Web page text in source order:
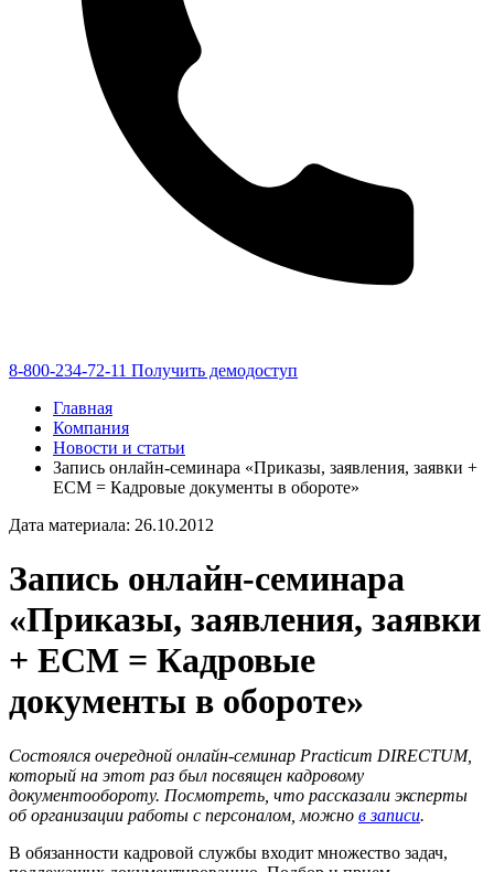
8-800-234-72-11 Получить демодоступ
Главная
Компания
Новости и статьи
Запись онлайн-семинара «Приказы, заявления, заявки +
ECM = Кадровые документы в обороте»
Дата материала: 26.10.2012
Запись онлайн-семинара
«Приказы, заявления, заявки
+ ECM = Кадровые
документы в обороте»
Состоялся очередной онлайн-семинар Practicum DIRECTUM,
который на этот раз был посвящен кадровому
документообороту. Посмотреть, что рассказали эксперты
об организации работы с персоналом, можно в записи.
В обязанности кадровой службы входит множество задач,